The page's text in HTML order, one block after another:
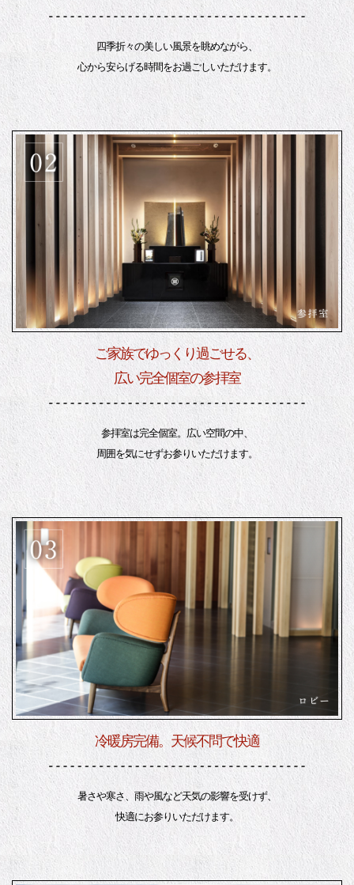
四季折々の美しい風景を眺めながら、
心から安らげる時間をお過ごしいただけます。
ご家族でゆっくり過ごせる、
広い完全個室の参拝室
参拝室は完全個室。広い空間の中、
周囲を気にせずお参りいただけます。
冷暖房完備。天候不問で快適
暑さや寒さ、雨や風など天気の影響を受けず、
快適にお参りいただけます。